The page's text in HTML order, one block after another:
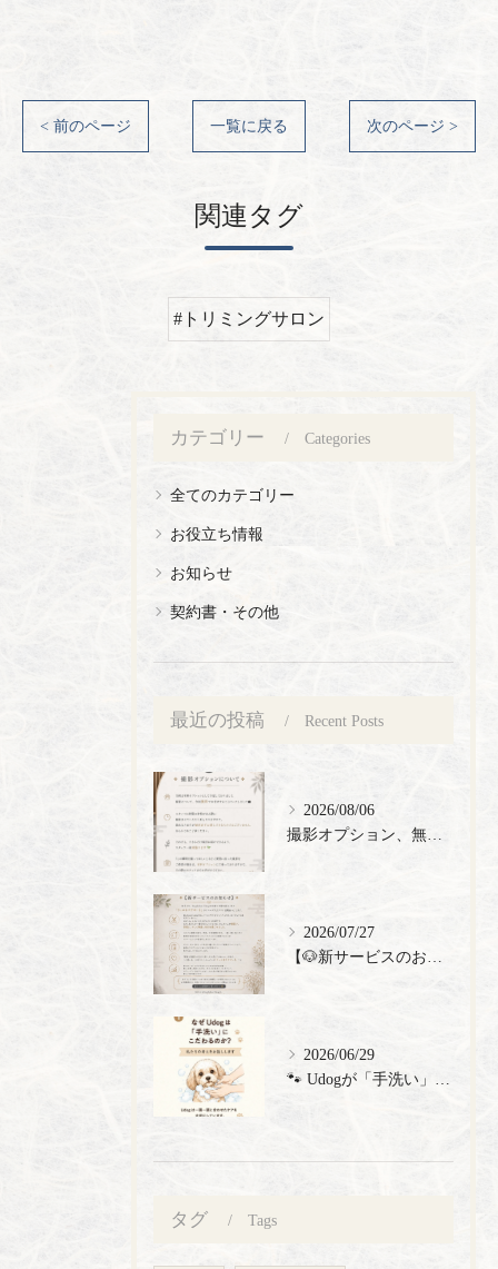
< 前のページ 一覧に戻る 次のページ >
関連タグ
#トリミングサロン
カテゴリー Categories
全てのカテゴリー
お役立ち情報
お知らせ
契約書・その他
最近の投稿 Recent Posts
2026/08/06
2026/07/27
2026/06/29
タグ Tags